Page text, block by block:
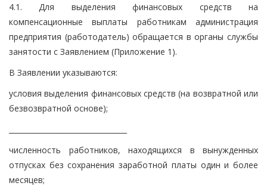
4.1. Для выделения финансовых средств на
компенсационные выплаты работникам администрация
предприятия (работодатель) обращается в органы службы
занятости с Заявлением (Приложение 1).
В Заявлении указываются:
условия выделения финансовых средств (на возвратной или
безвозвратной основе);
численность работников, находящихся в вынужденных
отпусках без сохранения заработной платы один и более
месяцев;